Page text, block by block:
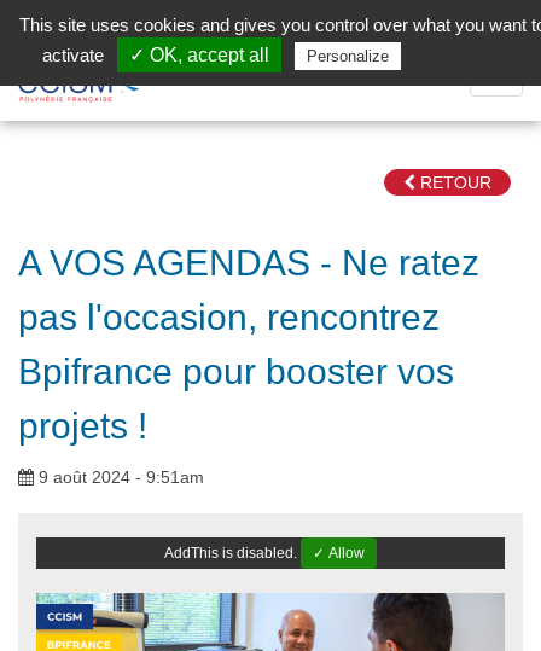
Facebook (Customer Chat) is disabled.
la
RETOUR
A VOS AGENDAS - Ne ratez
pas l'occasion, rencontrez
Bpifrance pour booster vos
projets !
9 août 2024 - 9:51am
AddThis is disabled. ✓ Allow
This site uses cookies and gives you control over what you want
activate
✓ OK, accept all Personalize